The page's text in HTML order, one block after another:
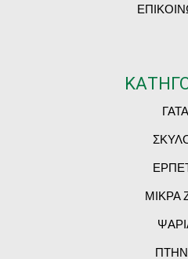
ΓΑΤΑ
ΜΙΚΡΑ